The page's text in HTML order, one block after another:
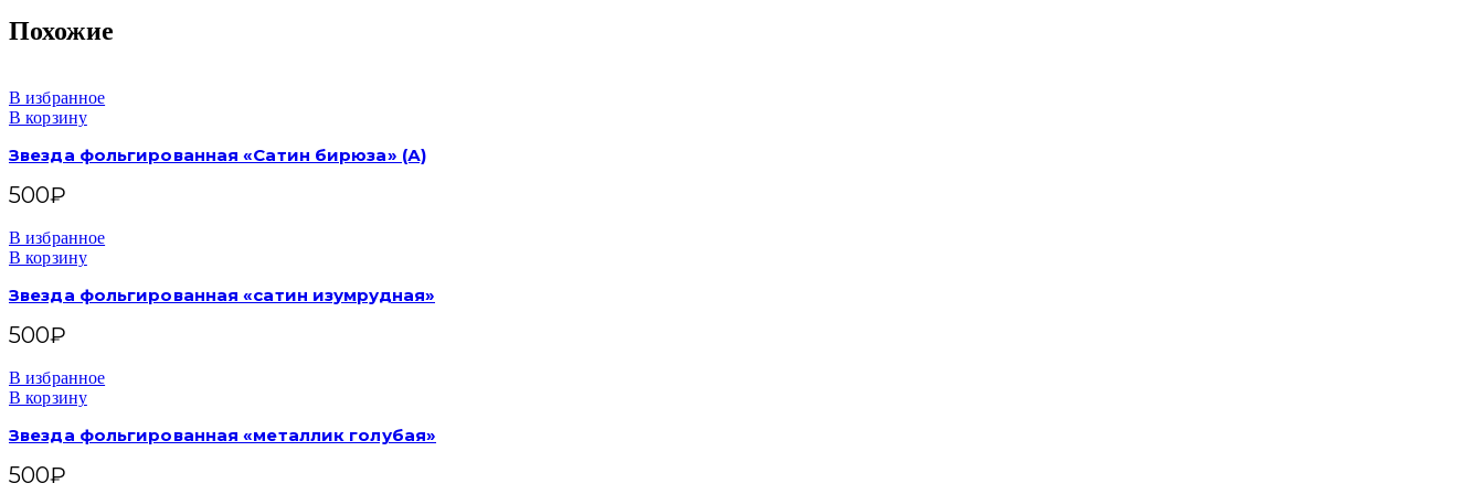
Похожие
В избранное
В корзину
Звезда фольгированная «Сатин бирюза» (А)
500₽
В избранное
В корзину
Звезда фольгированная «сатин изумрудная»
500₽
В избранное
В корзину
Звезда фольгированная «металлик голубая»
500₽